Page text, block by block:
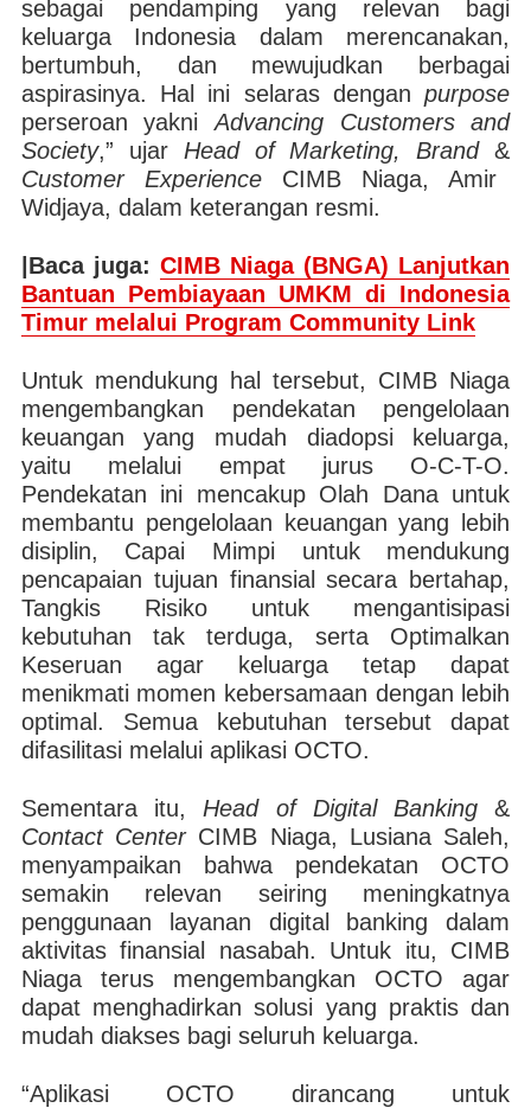
sebagai pendamping yang relevan bagi
keluarga Indonesia dalam merencanakan,
bertumbuh, dan mewujudkan berbagai
aspirasinya. Hal ini selaras denganpurpose
perseroan yakniAdvancing Customers and
Society,” ujar Head of Marketing, Brand&
Customer ExperienceCIMB Niaga, Amir
Widjaya, dalam keterangan resmi.
|Baca juga: CIMB Niaga (BNGA) Lanjutkan
Bantuan Pembiayaan UMKM di Indonesia
Timur melalui Program Community Link
Untuk mendukung hal tersebut, CIMB Niaga
mengembangkan pendekatan pengelolaan
keuangan yang mudah diadopsi keluarga,
yaitu melalui empat jurus O-C-T-O.
Pendekatan ini mencakup Olah Dana untuk
membantu pengelolaan keuangan yang lebih
disiplin, Capai Mimpi untuk mendukung
pencapaian tujuan finansial secara bertahap,
Tangkis Risiko untuk mengantisipasi
kebutuhan tak terduga, serta Optimalkan
Keseruan agar keluarga tetap dapat
menikmati momen kebersamaan dengan lebih
optimal. Semua kebutuhan tersebut dapat
difasilitasi melalui aplikasi OCTO.
Sementara itu, Head of Digital Banking&
Contact CenterCIMB Niaga, Lusiana Saleh,
menyampaikan bahwa pendekatan OCTO
semakin relevan seiring meningkatnya
penggunaan layanan digital banking dalam
aktivitas finansial nasabah. Untuk itu, CIMB
Niaga terus mengembangkan OCTO agar
dapat menghadirkan solusi yang praktis dan
mudah diakses bagi seluruh keluarga.
“Aplikasi OCTO dirancang untuk